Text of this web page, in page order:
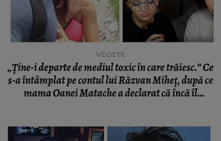
VEDETE
„Ține-i departe de mediul toxic în care trăiesc.” Ce
s-a întâmplat pe contul lui Răzvan Miheț, după ce
mama Oanei Matache a declarat că încă îl